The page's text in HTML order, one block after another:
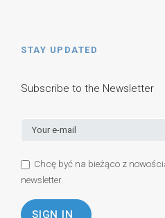
STAY UPDATED
Subscribe to the Newsletter
Chcę być na bieżąco z
newsletter.